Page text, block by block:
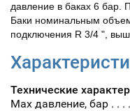
давление в баках 6 бар.
Баки номинальным
подключения R 3/4 ",
Технические
Max давление, бар